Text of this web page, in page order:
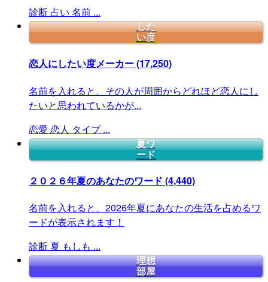
診断 占い 名前 ...
した
い度
恋人にしたい度メーカー(17,250)
名前を入れると、その人が周囲からどれほど恋人にし
たいと思われているかが...
恋愛 恋人 タイプ ...
夏ワ
ード
２０２６年夏のあなたのワード (4,440)
名前を入れると、2026年夏にあなたの生活を占めるワ
ードが表示されます！
診断 夏 もしも ...
理想
部屋